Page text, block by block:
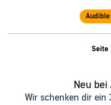
Audible
Seite
Neu bei
Wir schenken dir ein